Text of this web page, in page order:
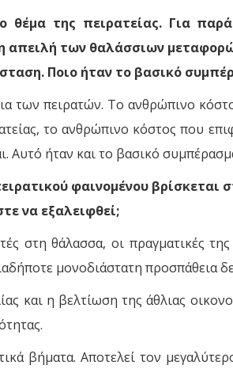
θέμα της πειρατείας. Για
απειλή των θαλάσσιων
Ποιο ήταν το βασικό
των πειρατών. Το ανθρώπινο
το ανθρώπινο κόστος που
Αυτό ήταν και το βασικό
φαινομένου
να εξαλειφθεί;
στη θάλασσα, οι πραγματικές
μονοδιάστατη προσπάθεια
και η βελτίωση της άθλιας
βήματα. Αποτελεί τον